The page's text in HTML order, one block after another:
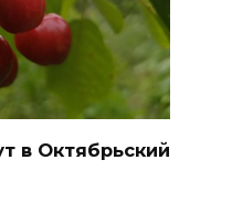
в Октябрьский